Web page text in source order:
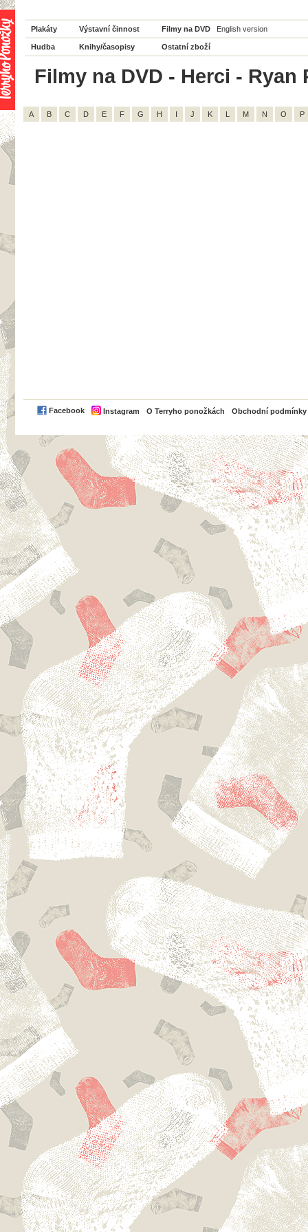
Plakáty Výstavní činnost Filmy na DVD English version
Hudba Knihy/časopisy Ostatní zboží
Filmy na DVD - Herci -
A B C D E F G H I J K L M N O P
Facebook Instagram O Terryho ponožkách Obchodní podmínky
PayPal